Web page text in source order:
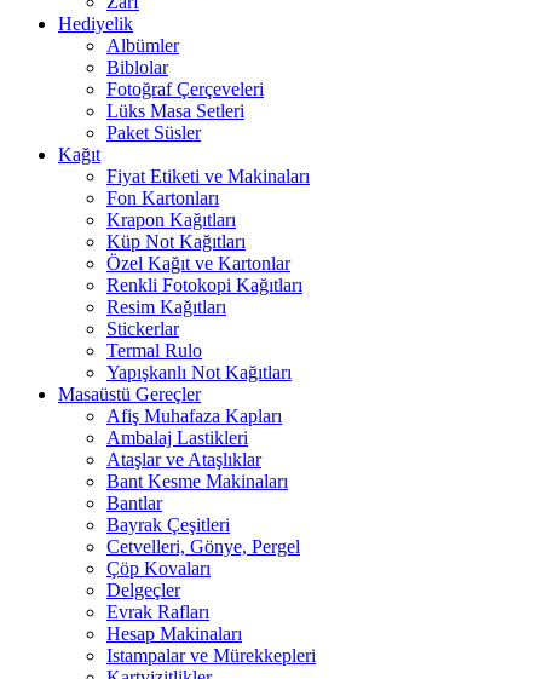
Hediyelik
Albümler
Biblolar
Fotoğraf Çerçeveleri
Lüks Masa Setleri
Paket Süsler
Kağıt
Fiyat Etiketi ve Makinaları
Fon Kartonları
Krapon Kağıtları
Küp Not Kağıtları
Özel Kağıt ve Kartonlar
Renkli Fotokopi Kağıtları
Resim Kağıtları
Stickerlar
Termal Rulo
Yapışkanlı Not Kağıtları
Masaüstü Gereçler
Afiş Muhafaza Kapları
Ambalaj Lastikleri
Ataşlar ve Ataşlıklar
Bant Kesme Makinaları
Bantlar
Bayrak Çeşitleri
Cetvelleri, Gönye, Pergel
Çöp Kovaları
Delgeçler
Evrak Rafları
Hesap Makinaları
Istampalar ve Mürekkepleri